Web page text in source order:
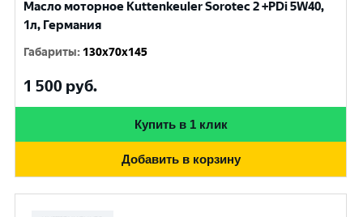
Масло моторное Kuttenkeuler Sorotec 2 +PDi 5W40,
1л, Германия
Габариты: 130x70x145
1 500 руб.
Купить в 1 клик
Добавить в корзину